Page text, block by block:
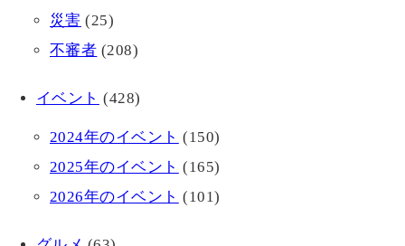
災害 (25)
不審者 (208)
イベント (428)
2024年のイベント (150)
2025年のイベント (165)
2026年のイベント (101)